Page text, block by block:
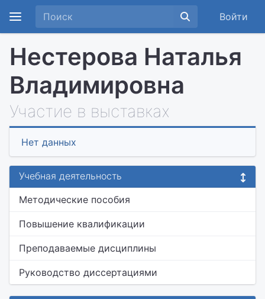
Войти
Нестерова Наталья
Владимировна
Участие в выставках
Нет данных
Учебная деятельность
Методические пособия
Повышение квалификации
Преподаваемые дисциплины
Руководство диссертациями